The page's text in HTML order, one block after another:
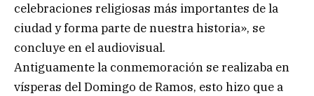
celebraciones religiosas más importantes de la
ciudad y forma parte de nuestra historia», se
concluye en el audiovisual.
Antiguamente la conmemoración se realizaba en
vísperas del Domingo de Ramos, esto hizo que a